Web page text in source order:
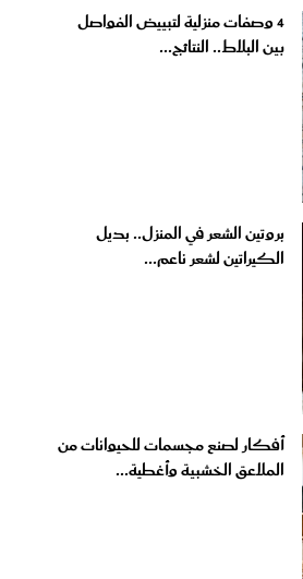
4 وصفات منزلية لتبييض الفواصل
بين البلاط.. النتائج...
بروتين الشعر في المنزل.. بديل
الكيراتين لشعر ناعم...
أفكار لصنع مجسمات للحيوانات من
الملاعق الخشبية وأغطية...